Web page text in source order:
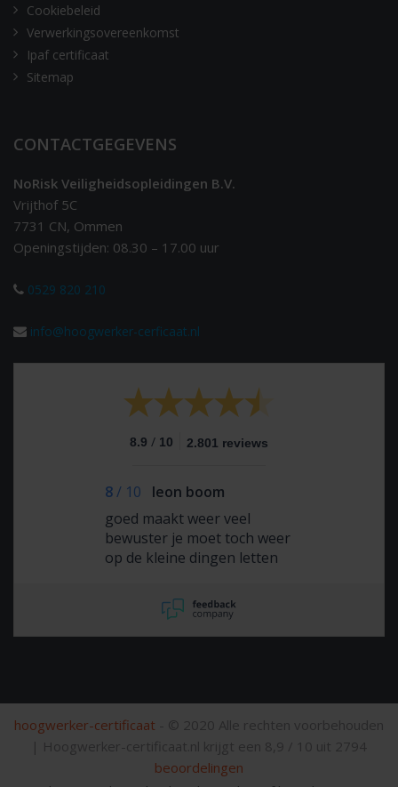
Cookiebeleid
Verwerkingsovereenkomst
Ipaf certificaat
Sitemap
CONTACTGEGEVENS
NoRisk Veiligheidsopleidingen B.V.
Vrijthof 5C
7731 CN, Ommen
Openingstijden: 08.30 – 17.00 uur
0529 820 210
info@hoogwerker-cerficaat.nl
8.9 / 10 2.801 reviews
8/ 10
leon boom
goed maakt weer veel
bewuster je moet toch weer
op de kleine dingen letten
hoogwerker-certificaat - © 2020 Alle rechten voorbehouden
| Hoogwerker-certificaat.nl krijgt een 8,9 / 10 uit 2794
beoordelingen